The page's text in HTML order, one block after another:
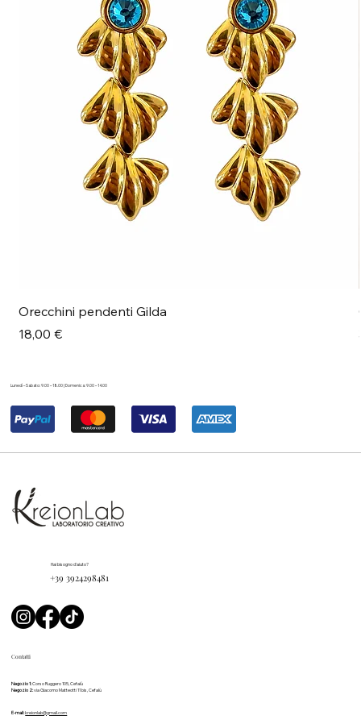
Orecchini pendenti Gilda
Prezzo
18,00 €
Contatti
Negozio 1:Corso Ruggero 105, Cefalù
Negozio 2:via Giacomo Matteotti 11 bis, Cefalù
E-mail: kreionlab@gmail.com
Hai bisogno d'aiuto?
+39 3924298481
Lunedì – Sabato: 9.00 – 18.00 | Domenica: 9.00 – 14.00